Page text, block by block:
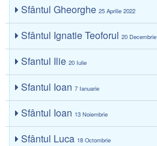
Sfântul Gheorghe25 Aprilie 2022
Sfântul Ignatie Teoforul20 Decembrie
Sfantul Ilie20 Iulie
Sfantul Ioan7 Ianuarie
Sfântul Ioan 13 Noiembrie
Sfântul Luca 18 Octombrie